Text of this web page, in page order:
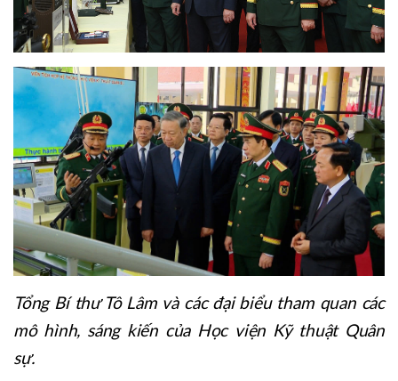
Tổng Bí thư Tô Lâm và các đại biểu tham quan các
mô hình, sáng kiến của Học viện Kỹ thuật Quân
sự.